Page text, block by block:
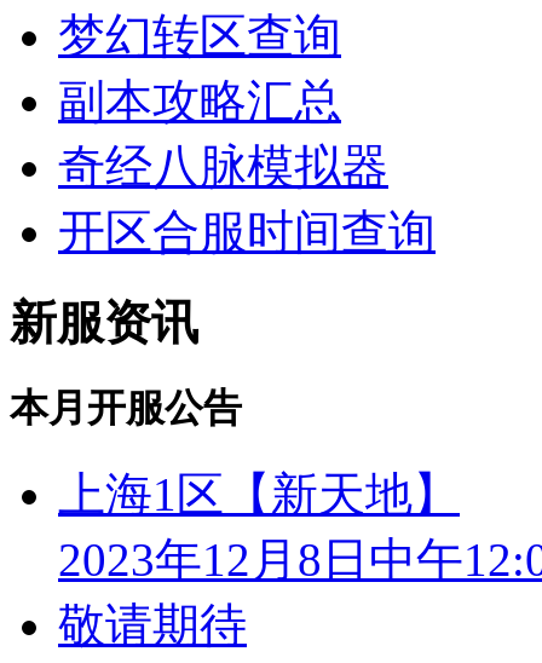
梦幻转区查询
副本攻略汇总
奇经八脉模拟器
开区合服时间查询
新服资讯
本月开服公告
上海1区【新天地】
2023年12月8日中午
敬请期待